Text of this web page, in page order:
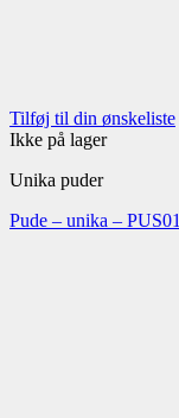
Tilføj til din ønskeliste
Ikke på lager
Unika puder
Pude – unika – PUS01